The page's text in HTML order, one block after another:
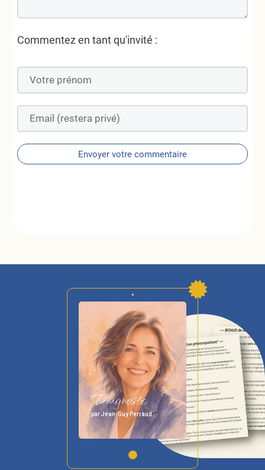
Commentez en tant qu'invité :
Envoyer votre commentaire
Diagnostic
par Jean-Guy Perraud